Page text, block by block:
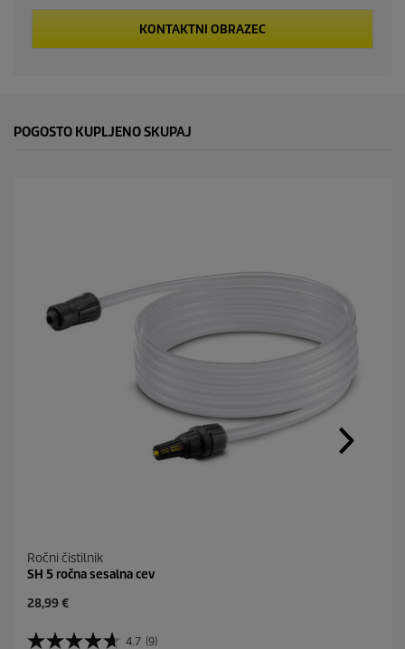
KONTAKTNI OBRAZEC
POGOSTO KUPLJENO SKUPAJ
Ročni čistilnik
SH 5 ročna sesalna cev
C
r
28,99 €
4.7 (9)